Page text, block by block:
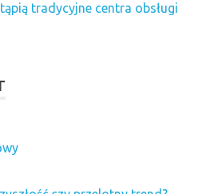
tradycyjne centra obsługi